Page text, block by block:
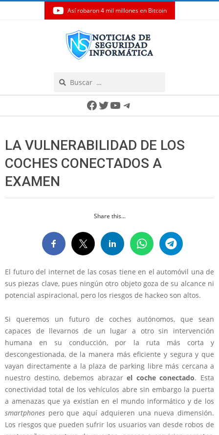
Así robaron 4 mil millones en Bitcoin
Facebook
Twitter
YouTube
Telegram
LA VULNERABILIDAD DE LOS
COCHES CONECTADOS A
EXAMEN
Share this...
El futuro del internet de las cosas tiene en el automóvil una de
sus piezas clave, pues ningún otro objeto goza de su alcance ni
potencial aspiracional, pero los riesgos de hackeo son altos.
Si queremos un futuro de coches autónomos, que sean
capaces de llevarnos de un lugar a otro sin intervención
humana en su conducción, por la ruta más corta y
descongestionada, de la manera más eficiente y segura y que
vayan directamente a la plaza de parking libre más cercana a
nuestro destino, debemos abrazarel coche conectado. Esta
conectividad total de los vehículos abre sin embargo la puerta
a amenazas que ya existían en el mundo informático y de los
smartphones pero que aquí adquieren una nueva dimensión.
Los riesgos que pueden sufrir los usuarios van desde robos de